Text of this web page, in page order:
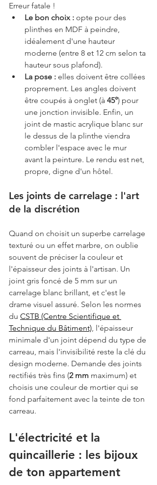
Erreur fatale !
Le bon choix : opte pour des
plinthes en MDF à peindre,
idéalement d'une hauteur
moderne (entre 8 et 12 cm selon ta
hauteur sous plafond).
La pose : elles doivent être collées
proprement. Les angles doivent
être coupés à onglet (à 45°) pour
une jonction invisible. Enfin, un
joint de mastic acrylique blanc sur
le dessus de la plinthe viendra
combler l'espace avec le mur
avant la peinture. Le rendu est net,
propre, digne d'un hôtel.
Les joints de carrelage : l'art
de la discrétion
Quand on choisit un superbe carrelage
texturé ou un effet marbre, on oublie
souvent de préciser la couleur et
l'épaisseur des joints à l'artisan. Un
joint gris foncé de 5 mm sur un
carrelage blanc brillant, et c'est le
drame visuel assuré. Selon les normes
du CSTB (Centre Scientifique et
Technique du Bâtiment), l'épaisseur
minimale d'un joint dépend du type de
carreau, mais l'invisibilité reste la clé du
design moderne. Demande des joints
rectifiés très fins (2 mm maximum) et
choisis une couleur de mortier qui se
fond parfaitement avec la teinte de ton
carreau.
L'électricité et la
quincaillerie : les bijoux
de ton appartement